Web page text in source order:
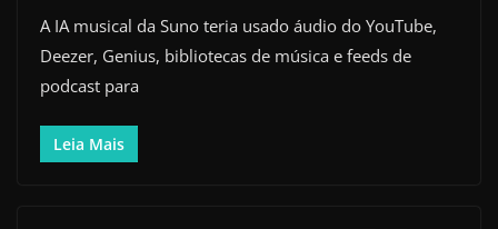
A IA musical da Suno teria usado áudio do YouTube,
Deezer, Genius, bibliotecas de música e feeds de
podcast para
Leia Mais